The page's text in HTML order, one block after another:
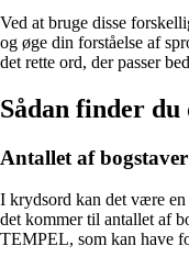
Ved at bruge disse
og øge din forståelse af
det rette ord, der passer
Sådan finder
Antallet af bogstaver
I krydsord kan det være
det kommer til antallet af
TEMPEL, som kan have